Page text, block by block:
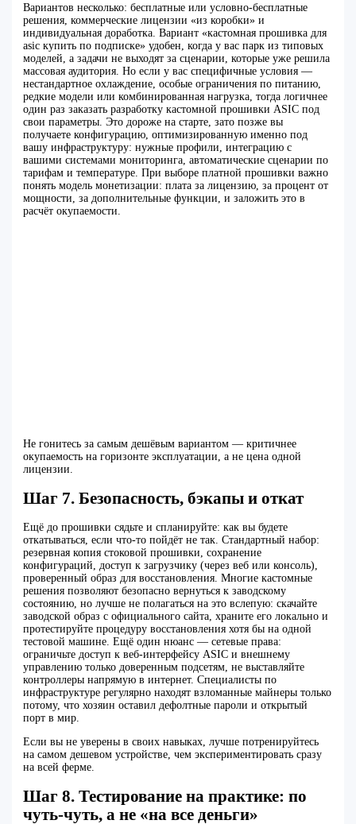
Вариантов несколько: бесплатные или условно-бесплатные
решения, коммерческие лицензии «из коробки» и
индивидуальная доработка. Вариант «кастомная прошивка для
asic купить по подписке» удобен, когда у вас парк из типовых
моделей, а задачи не выходят за сценарии, которые уже решила
массовая аудитория. Но если у вас специфичные условия —
нестандартное охлаждение, особые ограничения по питанию,
редкие модели или комбинированная нагрузка, тогда логичнее
один раз заказать разработку кастомной прошивки ASIC под
свои параметры. Это дороже на старте, зато позже вы
получаете конфигурацию, оптимизированную именно под
вашу инфраструктуру: нужные профили, интеграцию с
вашими системами мониторинга, автоматические сценарии по
тарифам и температуре. При выборе платной прошивки важно
понять модель монетизации: плата за лицензию, за процент от
мощности, за дополнительные функции, и заложить это в
расчёт окупаемости.
Не гонитесь за самым дешёвым вариантом — критичнее
окупаемость на горизонте эксплуатации, а не цена одной
лицензии.
Шаг 7. Безопасность, бэкапы и откат
Ещё до прошивки сядьте и спланируйте: как вы будете
откатываться, если что‑то пойдёт не так. Стандартный набор:
резервная копия стоковой прошивки, сохранение
конфигураций, доступ к загрузчику (через веб или консоль),
проверенный образ для восстановления. Многие кастомные
решения позволяют безопасно вернуться к заводскому
состоянию, но лучше не полагаться на это вслепую: скачайте
заводской образ с официального сайта, храните его локально и
протестируйте процедуру восстановления хотя бы на одной
тестовой машине. Ещё один нюанс — сетевые права:
ограничьте доступ к веб-интерфейсу ASIC и внешнему
управлению только доверенным подсетям, не выставляйте
контроллеры напрямую в интернет. Специалисты по
инфраструктуре регулярно находят взломанные майнеры только
потому, что хозяин оставил дефолтные пароли и открытый
порт в мир.
Если вы не уверены в своих навыках, лучше потренируйтесь
на самом дешевом устройстве, чем экспериментировать сразу
на всей ферме.
Шаг 8. Тестирование на практике: по
чуть‑чуть, а не «на все деньги»